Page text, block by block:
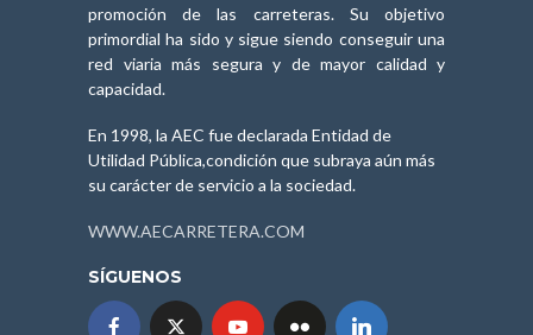
promoción de las carreteras. Su objetivo
primordial ha sido y sigue siendo conseguir una
red viaria más segura y de mayor calidad y
capacidad.
En 1998, la AEC fue declarada Entidad de
Utilidad Pública,condición que subraya aún más
su carácter de servicio a la sociedad.
WWW.AECARRETERA.COM
SÍGUENOS